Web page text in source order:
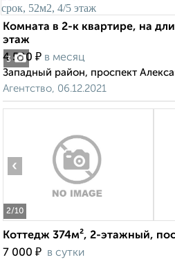
3
Комната в 2-к квартире, на
этаж
4 500 ₽ в месяц
Западный район, проспект
Агентство, 06.12.2021
2/10
‹
Коттедж 374м², 2-этажный,
7 000 ₽ в сутки